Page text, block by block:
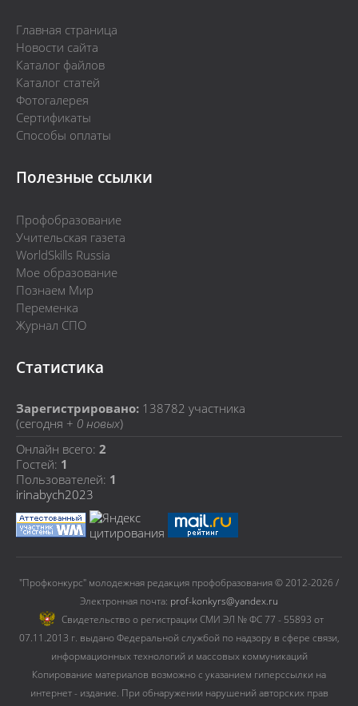
Главная страница
Новости сайта
Каталог файлов
Каталог статей
Фотогалерея
Сертификаты
Способы оплаты
Полезные ссылки
Профобразование
Учительская газета
WorldSkills Russia
Мое образование
Познаем Мир
Переменка
Журнал СПО
Статистика
Зарегистрировано: 138782 участника
(сегодня + 0 новых)
Онлайн всего: 2
Гостей: 1
Пользователей: 1
irinabych2023
"Профконкурс" молодежная редакция профобразования © 2012-2026 /
Электронная почта: prof-konkyrs@yandex.ru
Cвидетельство о регистрации СМИ ЭЛ № ФС 77 - 55893 от
07.11.2013 г. выдано Федеральной службой по надзору в сфере связи,
информационных технологий и массовых коммуникаций
Копирование материалов возможно с указанием гиперссылки на
интернет - издание. При обнаружении нарушений авторских прав